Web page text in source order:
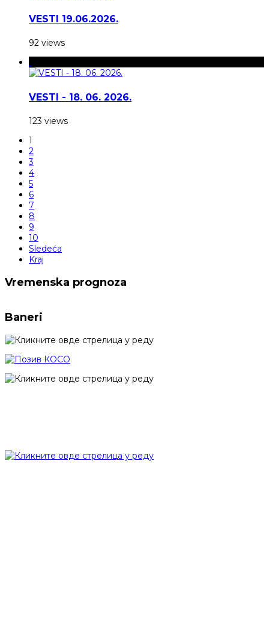
VESTI 19.06.2026.
92 views
VESTI - 18. 06. 2026.
123 views
1
2
3
4
5
6
7
8
9
10
Sledeća
Kraj
Vremenska prognoza
Baneri